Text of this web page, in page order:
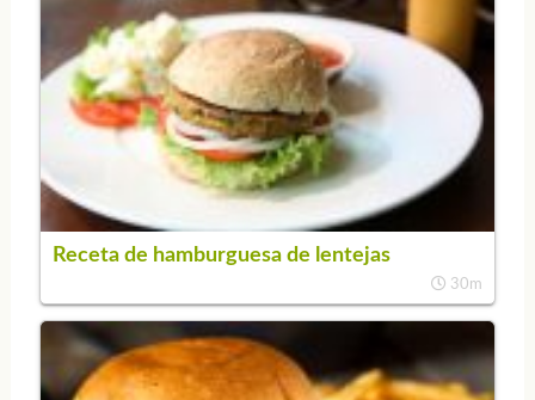
Receta de hamburguesa de lentejas
30m